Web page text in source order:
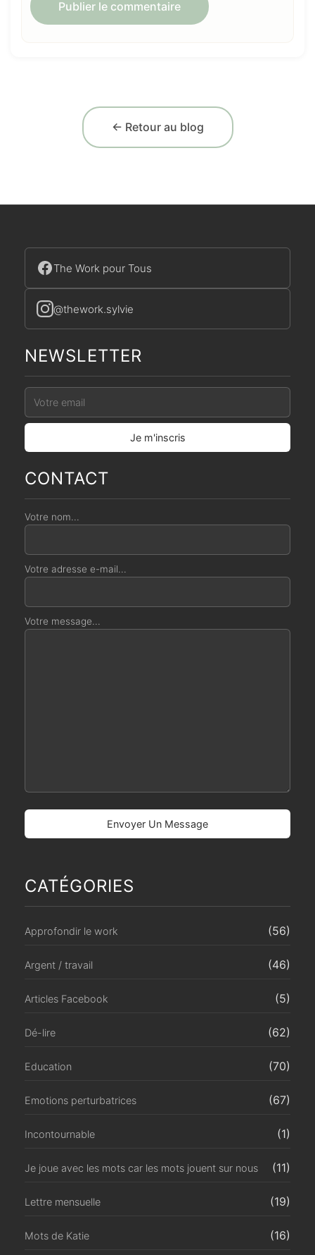
← Retour au blog
The Work pour Tous
@thework.sylvie
NEWSLETTER
CONTACT
Votre nom...
Votre adresse e-mail...
Votre message...
CATÉGORIES
Approfondir le work (56)
Argent / travail (46)
Articles Facebook (5)
Dé-lire (62)
Education (70)
Emotions perturbatrices (67)
Incontournable (1)
Je joue avec les mots car les mots jouent sur nous (11)
Lettre mensuelle (19)
Mots de Katie (16)